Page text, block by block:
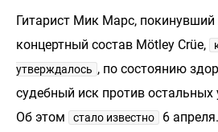
Гитарист Мик Марс, покинувший
концертный состав Mötley Crüe,
утверждалось , по состоянию
судебный иск против остальных
Об этом
стало известно
6